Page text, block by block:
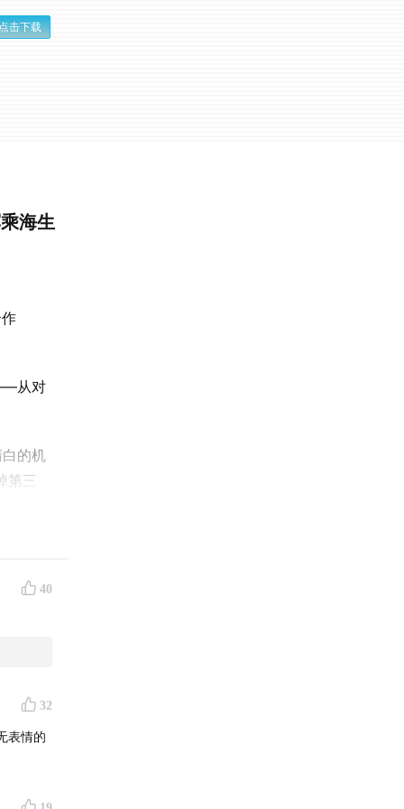
击下载
海生
从对
的机
第三
那一
到
动全
代码
。
——围
40
32
表情的